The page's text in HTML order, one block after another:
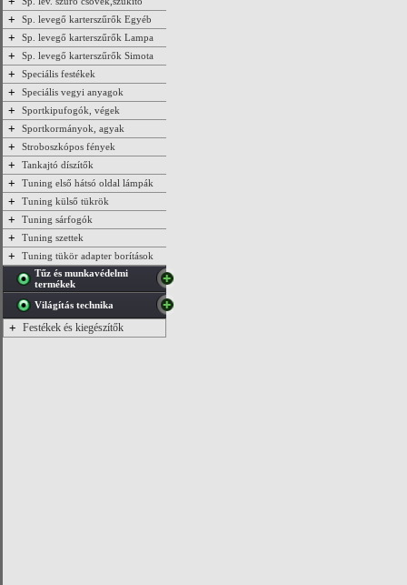
+ Sp. levegő karterszűrők Egyéb
+ Sp. levegő karterszűrők Lampa
+ Sp. levegő karterszűrők Simota
+ Speciális festékek
+ Speciális vegyi anyagok
+ Sportkipufogók, végek
+ Sportkormányok, agyak
+ Stroboszkópos fények
+ Tankajtó díszítők
+ Tuning első hátsó oldal lámpák
+ Tuning külső tükrök
+ Tuning sárfogók
+ Tuning szettek
+
Tuning tükör adapter borítások
Tűz és munkavédelmi
termékek
Világítás technika
+ Festékek és kiegészítők